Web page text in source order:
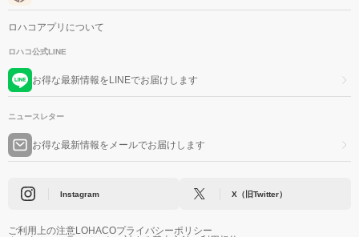
ロハコアプリについて
ロハコ公式LINE
お得な最新情報をLINEでお届けします
ニュースレター
お得な最新情報をメールでお届けします
Instagram X（旧Twitter）
ご利用上の注意LOHACOプライバシーポリシー